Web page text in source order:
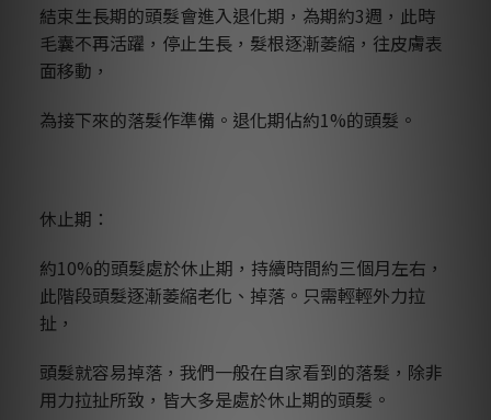
結束生長期的頭髮會進入退化期，為期約3週，此時
毛囊不再活躍，停止生長，髮根逐漸萎縮，往皮膚表
面移動，
為接下來的落髮作準備。退化期佔約1%的頭髮。
休止期：
約10%的頭髮處於休止期，持續時間約三個月左右，
此階段頭髮逐漸萎縮老化、掉落。只需輕輕外力拉
扯，
頭髮就容易掉落，我們一般在自家看到的落髮，除非
用力拉扯所致，皆大多是處於休止期的頭髮。